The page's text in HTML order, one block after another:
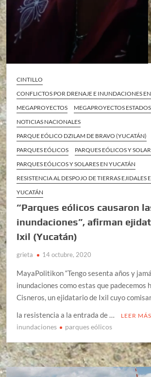
CINTILLO
CONFLICTOS POR DRENAJE E INUNDACIONES
MEGAPROYECTOS
MEGAPROYECTOS ESTADOS
NOTICIAS NACIONALES
PARQUE EÓLICO DZILAM DE BRAVO (YUCATÁN)
PARQUES EÓLICOS
PARQUES EÓLICOS Y
PARQUES EÓLICOS Y SOLARES EN YUCATÁN
RESISTENCIA AL DESPOJO DE TIERRAS EJIDALES
YUCATÁN
“Parques eólicos causaron
inundaciones”, afirman
Ixil (Yucatán)
grieta 14 octubre, 2020
MayaPolitikon “Tengo sesenta años y
inundaciones como estas que padecemos
Cisneros, un ejidatario de Ixil cuyo
la resistencia a la entrada de …
LEER MÁS
inundaciones parques eólicos